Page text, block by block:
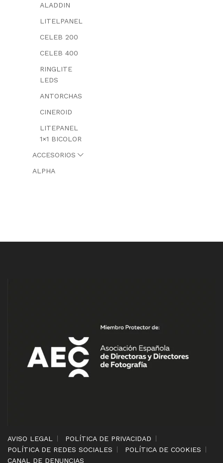
ALADDIN
LITELPANEL
CELEB 200
CELEB 400
RINGLITE
LEDS
ANTORCHAS
CINEROID
LITEPANEL
1×1 BICOLOR
ACCESORIOS
ALPHA
AVISO LEGAL
POLÍTICA DE PRIVACIDAD
POLÍTICA DE REDES SOCIALES
POLÍTICA DE COOKIES
CANAL DE DENUNCIAS